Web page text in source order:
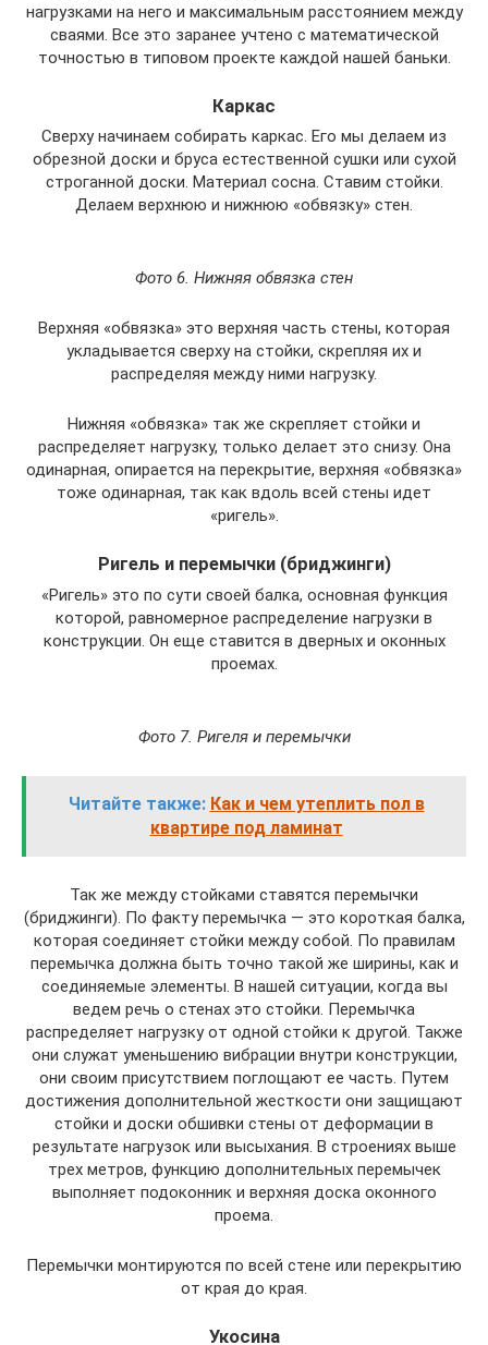
нагрузками на него и максимальным расстоянием между
сваями. Все это заранее учтено с математической
точностью в типовом проекте каждой нашей баньки.
Каркас
Сверху начинаем собирать каркас. Его мы делаем из
обрезной доски и бруса естественной сушки или сухой
строганной доски. Материал сосна. Ставим стойки.
Делаем верхнюю и нижнюю «обвязку» стен.
Фото 6. Нижняя обвязка стен
Верхняя «обвязка» это верхняя часть стены, которая
укладывается сверху на стойки, скрепляя их и
распределяя между ними нагрузку.
Нижняя «обвязка» так же скрепляет стойки и
распределяет нагрузку, только делает это снизу. Она
одинарная, опирается на перекрытие, верхняя «обвязка»
тоже одинарная, так как вдоль всей стены идет
«ригель».
Ригель и перемычки (бриджинги)
«Ригель» это по сути своей балка, основная функция
которой, равномерное распределение нагрузки в
конструкции. Он еще ставится в дверных и оконных
проемах.
Фото 7. Ригеля и перемычки
Читайте также: Как и чем утеплить пол в
квартире под ламинат
Так же между стойками ставятся перемычки
(бриджинги). По факту перемычка — это короткая балка,
которая соединяет стойки между собой. По правилам
перемычка должна быть точно такой же ширины, как и
соединяемые элементы. В нашей ситуации, когда вы
ведем речь о стенах это стойки. Перемычка
распределяет нагрузку от одной стойки к другой. Также
они служат уменьшению вибрации внутри конструкции,
они своим присутствием поглощают ее часть. Путем
достижения дополнительной жесткости они защищают
стойки и доски обшивки стены от деформации в
результате нагрузок или высыхания. В строениях выше
трех метров, функцию дополнительных перемычек
выполняет подоконник и верхняя доска оконного
проема.
Перемычки монтируются по всей стене или перекрытию
от края до края.
Укосина